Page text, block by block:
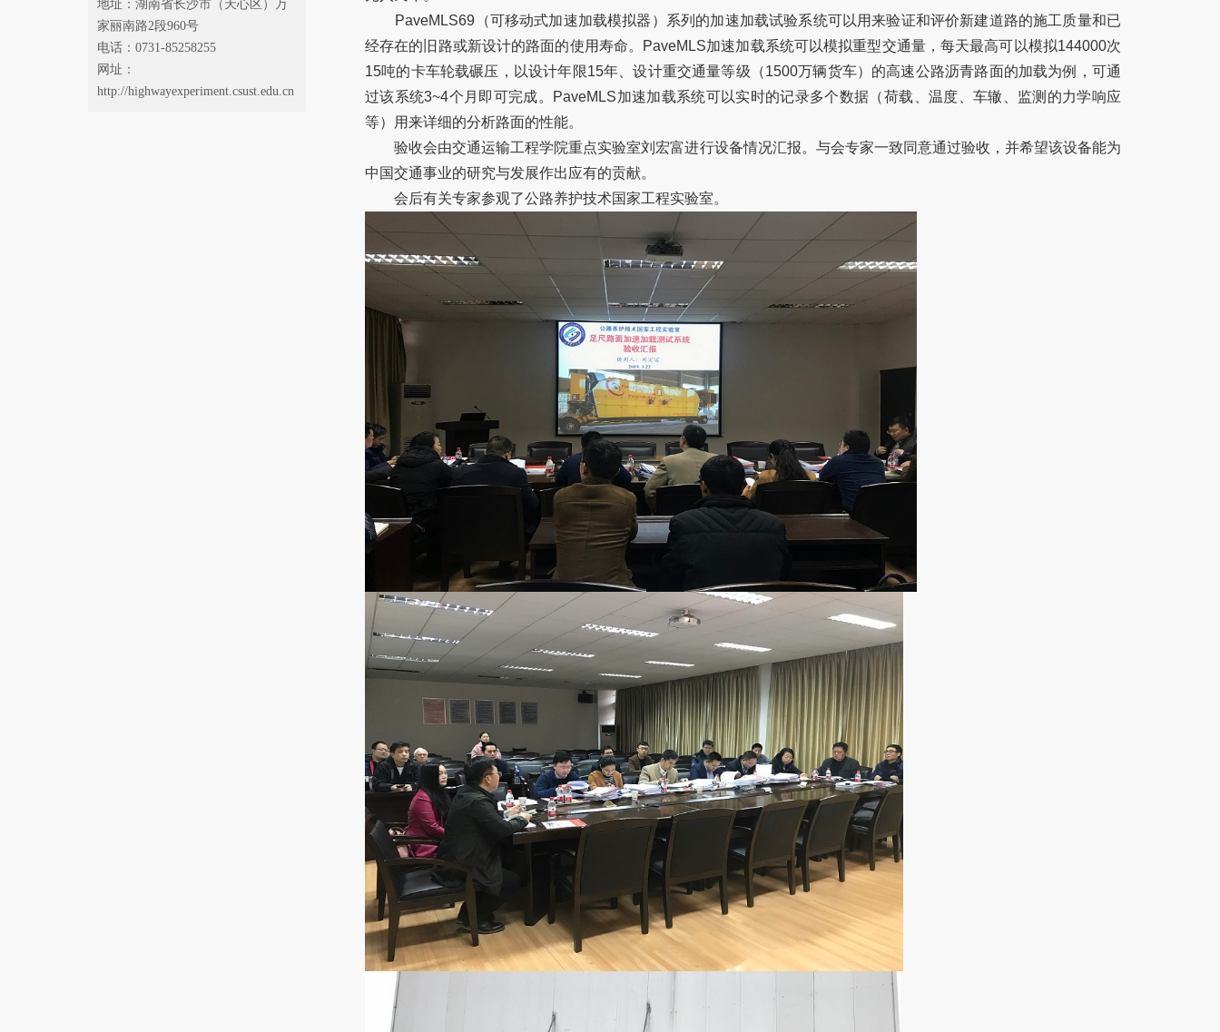
地址：湖南省长沙市（天心区）万
家丽南路2段960号
电话：0731-85258255
网址：
http://highwayexperiment.csust.edu.cn
PaveMLS69 （可移动式加速加载模拟器）系列的加速加载试验系统可以用来验证和评价新建道路的施工质量和已
经存在的旧路或新设计的路面的使用寿命。
PaveMLS加速加载系统可以模拟重型交通量，每天最高可以模拟144000次
15吨的卡车轮载碾压，以设计年限15年、设计重交通量等级（1500万辆货车）的高速公路沥青路面的加载为例，可通
过该系统3~4个月即可完成。 PaveMLS加速加载系统可以实时的记录多个数据（荷载、温度、车辙、监测的力学响应
等）用来详细的分析路面的性能。
验收会由交通运输工程学院重点实验室刘宏富进行设备情况汇报。与会专家一致同意通过验收，并希望该设备能为
中国交通事业的研究与发展作出应有的贡献。
会后有关专家参观了公路养护技术国家工程实验室。